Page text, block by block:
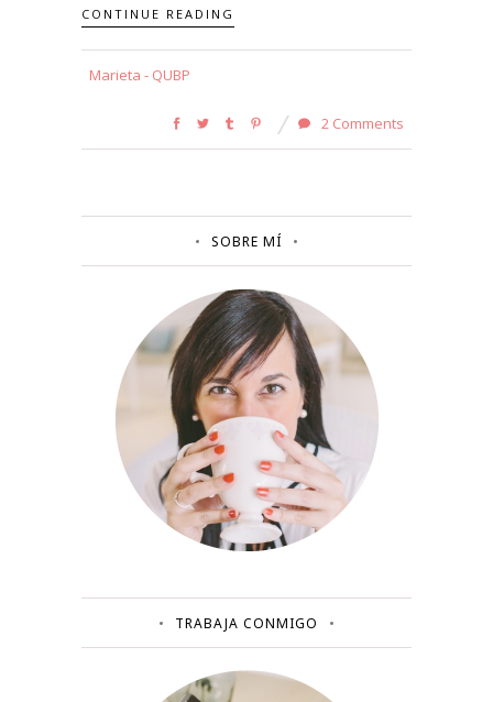
CONTINUE READING
Marieta - QUBP
2 Comments
SOBRE MÍ
TRABAJA CONMIGO